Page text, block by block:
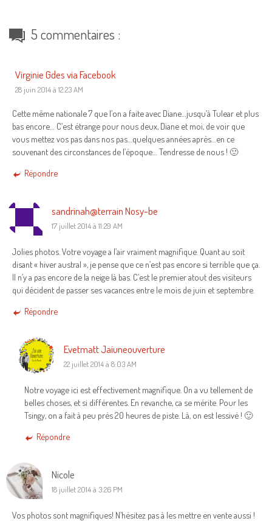
5 commentaires :
Virginie Gdes via Facebook
28 juin 2014 à 12:23 AM
Cette même nationale 7 que l’on a faite avec Diane…jusqu’à Tulear et plus
bas encore… C’est étrange pour nous deux, Diane et moi, de voir que
vous mettez vos pas dans nos pas…quelques années après…en ce
souvenant des circonstances de l’époque… Tendresse de nous ! 🙂
Répondre
sandrinah@terrain Nosy-be
17 juillet 2014 à 11:29 AM
Jolies photos. Votre voyage a l’air vraiment magnifique. Quant au soit
disant « hiver austral », je pense que ce n’est pas encore si terrible que ça.
Il n’y a pas encore de la neige là bas. C’est le premier atout des visiteurs
qui décident de passer ses vacances entre le mois de juin et septembre.
Répondre
Evetmatt Jaiuneouverture
22 juillet 2014 à 8:03 AM
Notre voyage ici est effectivement magnifique. On a vu tellement de
belles choses, et si différentes. En revanche, ca se mérite. Pour les
Tsingy, on a fait à peu près 20 heures de piste. Là, on est lessivé ! 🙂
Répondre
Nicole
18 juillet 2014 à 3:26 PM
Vos photos sont magnifiques! N’hésitez pas à les mettre en vente aussi !